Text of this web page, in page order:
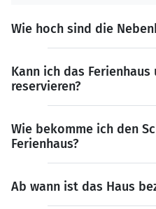
Wie hoch sind die
Kann ich das
reservieren?
Wie bekomme ich den
Ferienhaus?
Ab wann ist das Haus